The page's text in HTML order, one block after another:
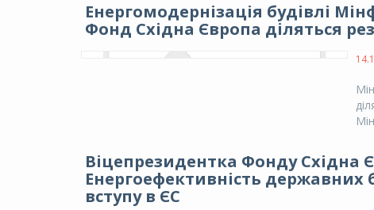
Енергомодернізація будівлі
Фонд Східна Європа діляться
Віцепрезидентка Фонду Східна
Енергоефективність державних
вступу в ЄС